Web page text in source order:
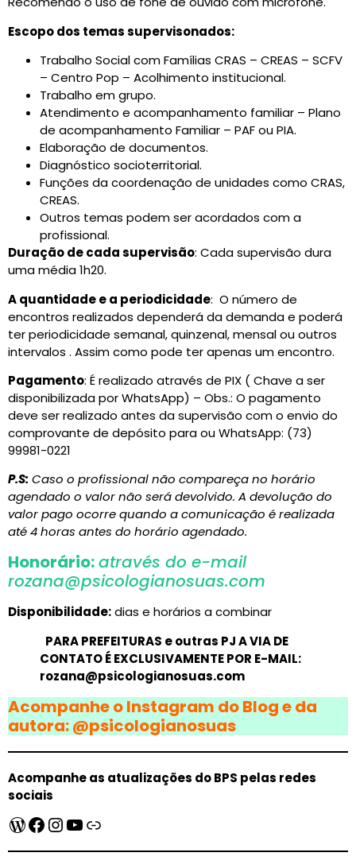
Escopo dos temas supervisonados:
Trabalho Social com Famílias CRAS – CREAS – SCFV
– Centro Pop – Acolhimento institucional.
Trabalho em grupo.
Atendimento e acompanhamento familiar – Plano
de acompanhamento Familiar – PAF ou PIA.
Elaboração de documentos.
Diagnóstico socioterritorial.
Funções da coordenação de unidades como CRAS,
CREAS.
Outros temas podem ser acordados com a
profissional.
Duração de cada supervisão: Cada supervisão dura
uma média 1h20.
A quantidade e a periodicidade: O número de
encontros realizados dependerá da demanda e poderá
ter periodicidade semanal, quinzenal, mensal ou outros
intervalos . Assim como pode ter apenas um encontro.
Pagamento: É realizado através de PIX ( Chave a ser
disponibilizada por WhatsApp) – Obs.: O pagamento
deve ser realizado antes da supervisão com o envio do
comprovante de depósito para ou WhatsApp: (73)
99981-0221
P.S: Caso o profissional não compareça no horário
agendado o valor não será devolvido. A devolução do
valor pago ocorre quando a comunicação é realizada
até4 horas antes do horário agendado.
Honorário:através do e-mail
rozana@psicologianosuas.com
Disponibilidade:dias e horários a combinar
PARA PREFEITURAS e outras PJ A VIA DE
CONTATO É EXCLUSIVAMENTE POR E-MAIL:
rozana@psicologianosuas.com
Acompanhe o Instagram do Blog e da
autora: @psicologianosuas
Acompanhe as atualizações do BPS pelas redes
sociais